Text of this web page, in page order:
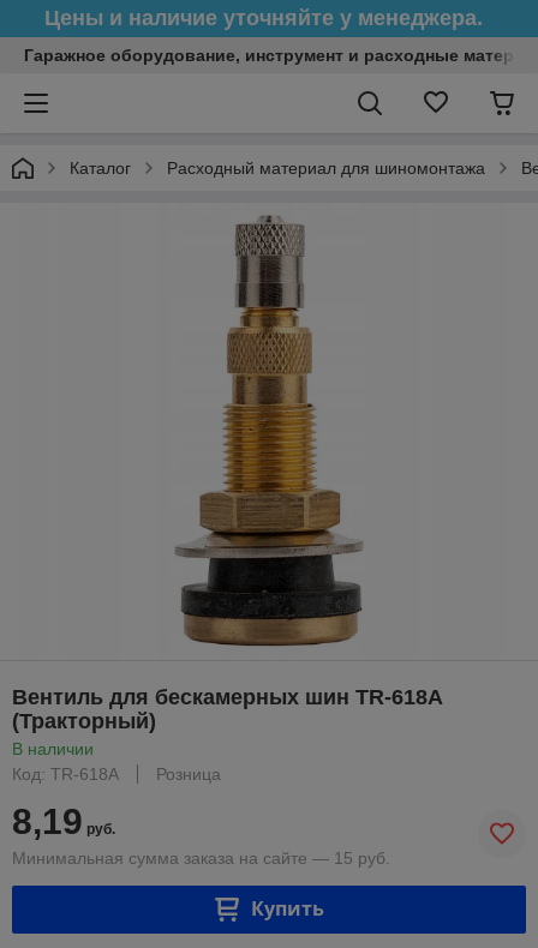
Цены и наличие уточняйте у менеджера.
Гаражное оборудование, инструмент и расходные
Каталог Расходный материал для шиномонтажа
Вентиль для бескамерных шин TR-618A
(Тракторный)
В наличии
Код: TR-618A
Розница
8,19 руб.
Минимальная сумма заказа на сайте — 15 руб.
Купить